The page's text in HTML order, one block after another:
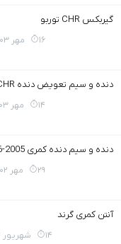
گیربکس CHR توربو
16 مهر 1403
دنده و سیم تعویض دنده CHR
14 مهر 1403
دنده و سیم دنده کمری 2005-2006 اتومات
29 مهر 1402
آنتن کمری گرند
14 شهریور 1402